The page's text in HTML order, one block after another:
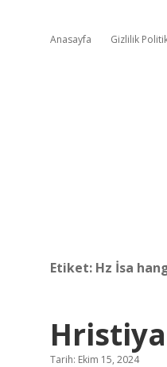
Anasayfa Gizlilik
Etiket: Hz İsa
Tarih: Ekim 15, 2024